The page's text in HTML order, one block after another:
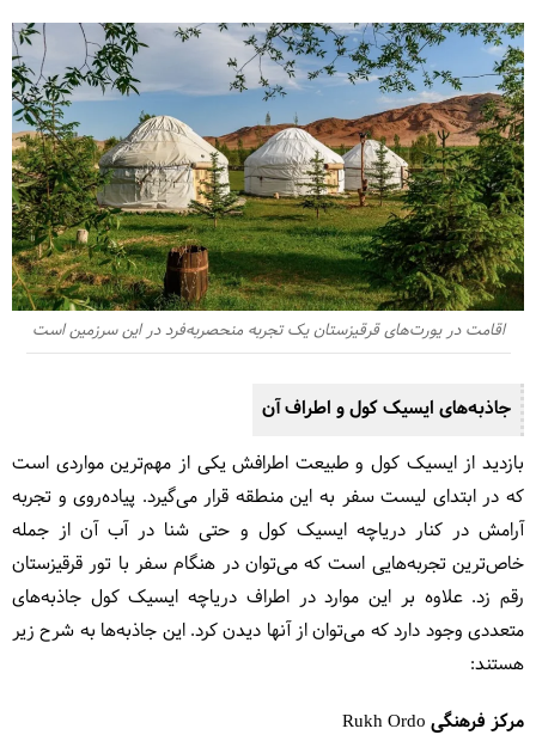
اقامت در یورت‌های قرقیزستان یک تجربه منحصربه‌فرد در این سرزمین است
جاذبه‌های ایسیک کول و اطراف آن
بازدید از ایسیک کول و طبیعت اطرافش یکی از مهم‌ترین مواردی است
که در ابتدای لیست سفر به این منطقه قرار می‌گیرد. پیاده‌روی و تجربه
آرامش در کنار دریاچه ایسیک کول و حتی شنا در آب آن از جمله
خاص‌ترین تجربه‌هایی است که می‌توان در هنگام سفر با تور قرقیزستان
رقم زد. علاوه بر این موارد در اطراف دریاچه ایسیک کول جاذبه‌های
متعددی وجود دارد که می‌توان از آنها دیدن کرد. این جاذبه‌ها به شرح زیر
هستند:
مرکز فرهنگی Rukh Ordo